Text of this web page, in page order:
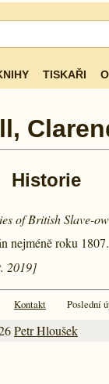
TISKAŘI
Historie
of British Slave-
nejméně roku 1807.
2019]
Kontakt Poslední
Petr Hloušek